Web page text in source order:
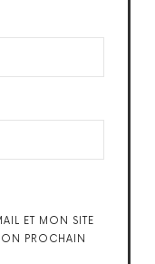
ET MON SITE
PROCHAIN